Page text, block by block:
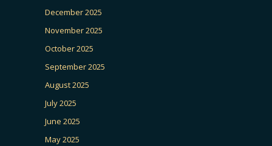
December 2025
November 2025
October 2025
September 2025
August 2025
July 2025
June 2025
May 2025